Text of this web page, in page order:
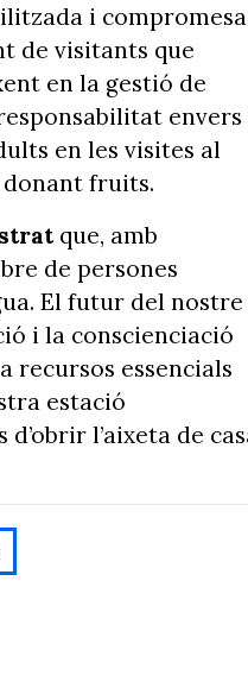
i compromesa
de visitants que
en la gestió de
envers
en les visites al
donant fruits.
que, amb
de persones
El futur del nostre
i la conscienciació
recursos essencials
estació
l’aixeta de